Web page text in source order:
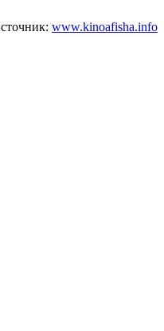
www.kinoafisha.info